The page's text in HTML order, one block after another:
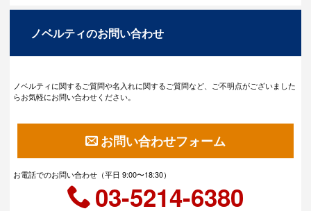
ノベルティのお問い合わせ
ノベルティに関するご質問や名入れに関するご質問など、ご不明点がございました
らお気軽にお問い合わせください。
お問い合わせフォーム
お電話でのお問い合わせ（平日 9:00〜18:30）
03-5214-6380